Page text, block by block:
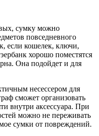
сумку можно
повседневного
если кошелек, ключи,
хорошо поместятся
Она подойдет и для
несессером для
сможет организовать
внутри аксессуара. При
можно не переживать
сумки от повреждений.